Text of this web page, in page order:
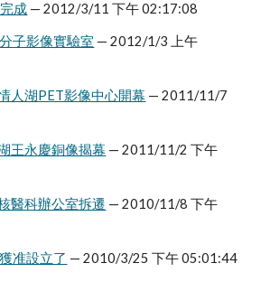
成 — 2012/3/11 下午 02:17:08
子影像實驗室 — 2012/1/3 上午
人湖PET影像中心開幕 — 2011/11/7
王永慶銅像揭幕 — 2011/11/2 下午
醫科辦公室拆遷 — 2010/11/8 下午
准設立了 — 2010/3/25 下午 05:01:44